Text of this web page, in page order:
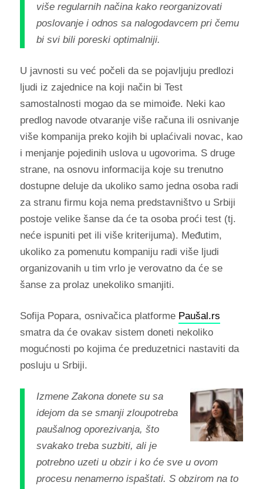
više regularnih načina kako reorganizovati
poslovanje i odnos sa nalogodavcem pri čemu
bi svi bili poreski optimalniji.
U javnosti su već počeli da se pojavljuju predlozi
ljudi iz zajednice na koji način bi Test
samostalnosti mogao da se mimoiđe. Neki kao
predlog navode otvaranje više računa ili osnivanje
više kompanija preko kojih bi uplaćivali novac, kao
i menjanje pojedinih uslova u ugovorima. S druge
strane, na osnovu informacija koje su trenutno
dostupne deluje da ukoliko samo jedna osoba radi
za stranu firmu koja nema predstavništvo u Srbiji
postoje velike šanse da će ta osoba proći test (tj.
neće ispuniti pet ili više kriterijuma). Međutim,
ukoliko za pomenutu kompaniju radi više ljudi
organizovanih u tim vrlo je verovatno da će se
šanse za prolaz unekoliko smanjiti.
Sofija Popara, osnivačica platforme Paušal.rs
smatra da će ovakav sistem doneti nekoliko
mogućnosti po kojima će preduzetnici nastaviti da
posluju u Srbiji.
Izmene Zakona donete su sa
idejom da se smanji zloupotreba
paušalnog oporezivanja, što
svakako treba suzbiti, ali je
potrebno uzeti u obzir i ko će sve u ovom
procesu nenamerno ispaštati. S obzirom na to